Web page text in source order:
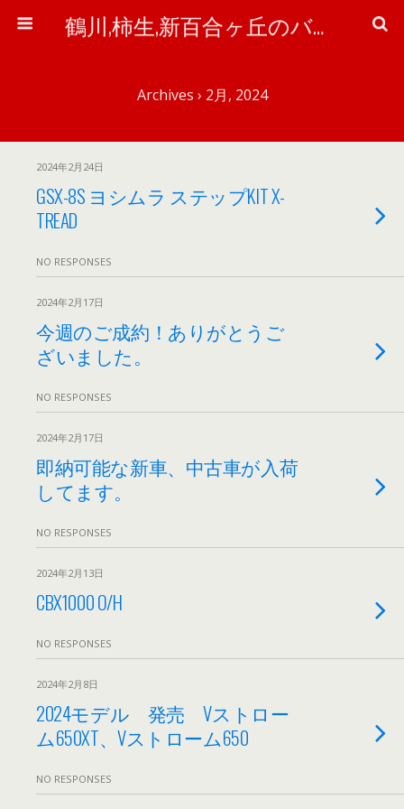
鶴川,柿生,新百合ヶ丘のバイク＆自転車屋さん「ワイズ・ピット」のブログ
Archives › 2月, 2024
2024年2月24日
GSX-8S ヨシムラ ステップKIT X-
TREAD
NO RESPONSES
2024年2月17日
今週のご成約！ありがとうご
ざいました。
NO RESPONSES
2024年2月17日
即納可能な新車、中古車が入荷
してます。
NO RESPONSES
2024年2月13日
CBX1000 O/H
NO RESPONSES
2024年2月8日
2024モデル 発売 Vストロー
ム650XT、Vストローム650
NO RESPONSES